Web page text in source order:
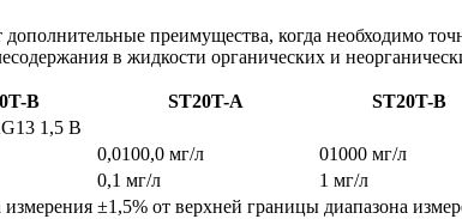
преимущества, когда необходимо
в жидкости органических и
B ST20T-A
ST20T-B
1,5 В
0,0100,0 мг/л
01000 мг/л
0,1 мг/л
1 мг/л
измерения ±1,5% от верхней границы диапазона